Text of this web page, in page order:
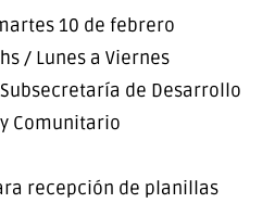
10 de febrero
/ Lunes a Viernes
de Desarrollo
Comunitario
recepción de planillas